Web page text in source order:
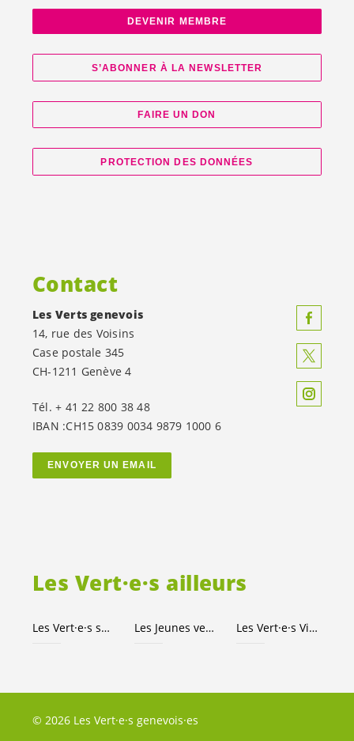
Les Vert·e·s ailleurs
Les Vert·e·s suisses Les Jeunes vert-e-s Les Vert·e·s Ville de Genève
DEVENIR MEMBRE
S’ABONNER À LA NEWSLETTER
FAIRE UN DON
PROTECTION DES DONNÉES
Contact
Les Verts genevois
14, rue des Voisins
Case postale 345
CH-1211 Genève 4
Tél. + 41 22 800 38 48
IBAN :CH15 0839 0034 9879 1000 6
ENVOYER UN EMAIL
© 2026 Les Vert·e·s genevois·es